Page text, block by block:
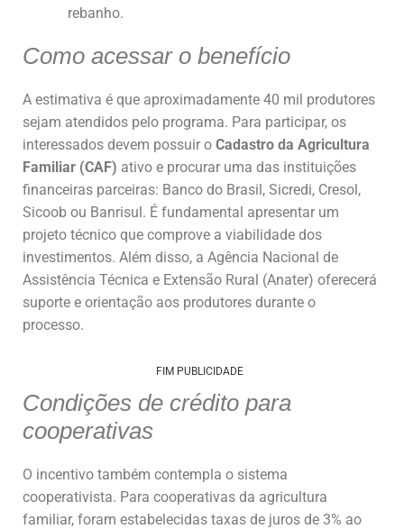
rebanho.
Como acessar o benefício
A estimativa é que aproximadamente 40 mil produtores
sejam atendidos pelo programa. Para participar, os
interessados devem possuir o Cadastro da Agricultura
Familiar (CAF) ativo e procurar uma das instituições
financeiras parceiras: Banco do Brasil, Sicredi, Cresol,
Sicoob ou Banrisul. É fundamental apresentar um
projeto técnico que comprove a viabilidade dos
investimentos. Além disso, a Agência Nacional de
Assistência Técnica e Extensão Rural (Anater) oferecerá
suporte e orientação aos produtores durante o
processo.
FIM PUBLICIDADE
Condições de crédito para
cooperativas
O incentivo também contempla o sistema
cooperativista. Para cooperativas da agricultura
familiar, foram estabelecidas taxas de juros de 3% ao